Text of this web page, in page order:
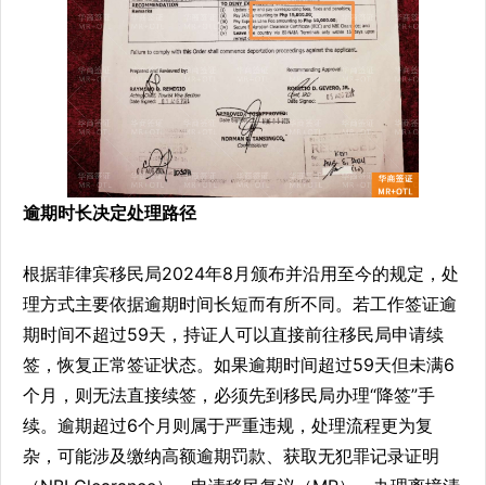
逾期时长决定处理路径
根据菲律宾移民局2024年8月颁布并沿用至今的规定，处
理方式主要依据逾期时间长短而有所不同。若工作签证逾
期时间不超过59天，持证人可以直接前往移民局申请续
签，恢复正常签证状态。如果逾期时间超过59天但未满6
个月，则无法直接续签，必须先到移民局办理“降签”手
续。逾期超过6个月则属于严重违规，处理流程更为复
杂，可能涉及缴纳高额逾期罚款、获取无犯罪记录证明